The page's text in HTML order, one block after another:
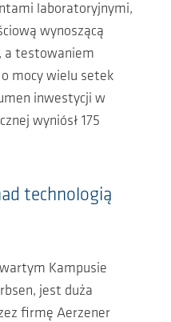
laboratoryjnymi,
wynoszącą
a testowaniem
mocy wielu setek
inwestycji w
wyniósł 175
technologią
Kampusie
jest duża
firmę Aerzener